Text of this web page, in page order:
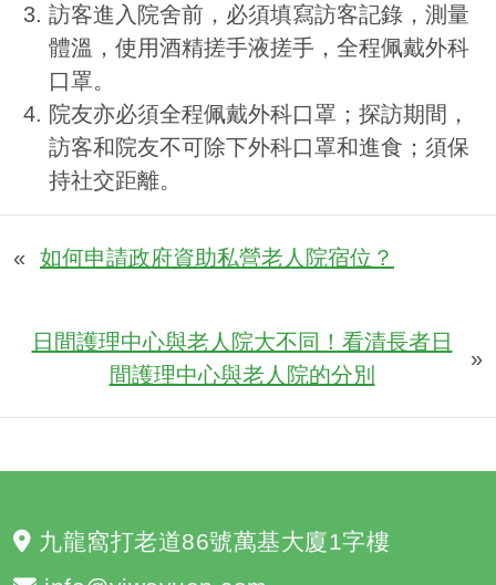
訪客進入院舍前，必須填寫訪客記錄，測量
體溫，使用酒精搓手液搓手，全程佩戴外科
口罩。
院友亦必須全程佩戴外科口罩；探訪期間，
訪客和院友不可除下外科口罩和進食；須保
持社交距離。
« 如何申請政府資助私營老人院宿位？
日間護理中心與老人院大不同！看清長者日
間護理中心與老人院的分別
»
九龍窩打老道86號萬基大廈1字樓